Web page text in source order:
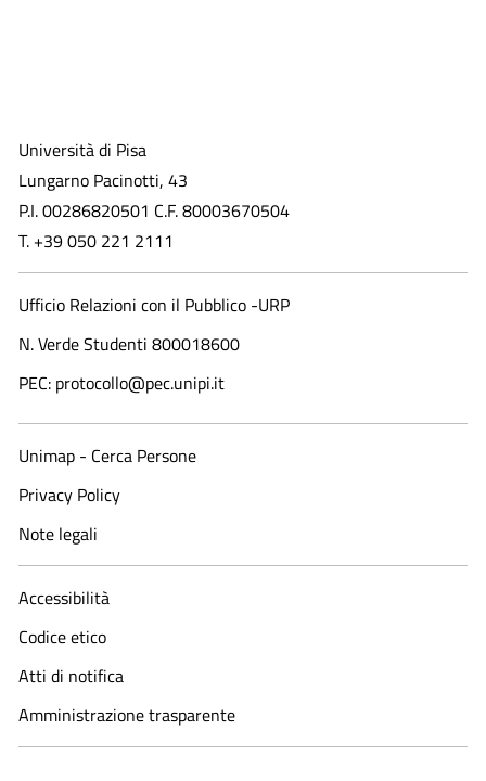
Università di Pisa
Lungarno Pacinotti, 43
P.I. 00286820501 C.F. 80003670504
T. +39 050 221 2111
Ufficio Relazioni con il Pubblico -URP
N. Verde Studenti 800018600​
PEC: protocollo@pec.unipi.it
Unimap - Cerca Persone
Privacy Policy
Note legali
Accessibilità
Codice etico
Atti di notifica
Amministrazione trasparente